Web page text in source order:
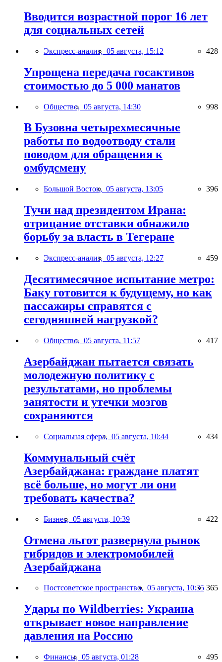
Вводится возрастной порог 16 лет
для социальных сетей
Экспресс-анализ, 05 августа, 15:12 428
Упрощена передача госактивов
стоимостью до 5 000 манатов
Общество, 05 августа, 14:30 998
В Бузовна четырехмесячные
работы по водоотводу стали
поводом для обращения к
омбудсмену
Большой Восток, 05 августа, 13:05 396
Тучи над президентом Ирана:
отрицание отставки обнажило
борьбу за власть в Тегеране
Экспресс-анализ, 05 августа, 12:27 459
Десятимесячное испытание метро:
Баку готовится к будущему, но как
пассажиры справятся с
сегодняшней нагрузкой?
Общество, 05 августа, 11:57 417
Азербайджан пытается связать
молодежную политику с
результатами, но проблемы
занятости и утечки мозгов
сохраняются
Социальная сфера, 05 августа, 10:44 434
Коммунальный счёт
Азербайджана: граждане платят
всё больше, но могут ли они
требовать качества?
Бизнес, 05 августа, 10:39 422
Отмена льгот развернула рынок
гибридов и электромобилей
Азербайджана
Постсоветское пространство, 05 августа, 10:35 365
Удары по Wildberries: Украина
открывает новое направление
давления на Россию
Финансы, 05 августа, 01:28 495